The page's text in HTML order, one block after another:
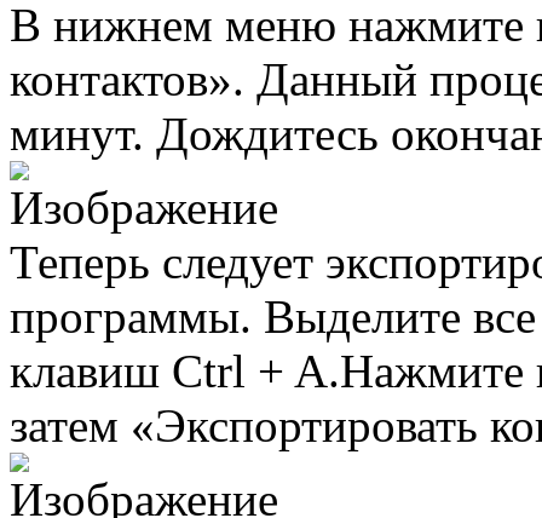
В нижнем меню нажмите
контактов». Данный
минут. Дождитесь
Теперь следует
программы. Выделите
клавиш Ctrl + A.Нажмите
затем «Экспортировать